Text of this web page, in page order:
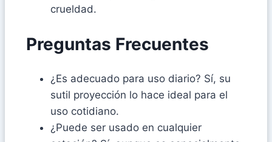
crueldad.
Preguntas Frecuentes
¿Es adecuado para uso diario? Sí, su
sutil proyección lo hace ideal para el
uso cotidiano.
¿Puede ser usado en cualquier